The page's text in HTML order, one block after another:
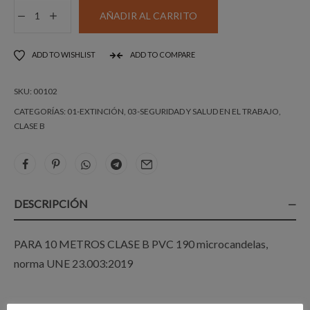
29,7
EX211N
cantidad
AÑADIR AL CARRITO
ADD TO WISHLIST ADD TO COMPARE
SKU: 00102
CATEGORÍAS: 01-EXTINCIÓN 03-SEGURIDAD Y SALUD EN EL TRABAJO
CLASE B
DESCRIPCIÓN
PARA 10 METROS CLASE B PVC 190 microcandelas,
norma UNE 23.003:2019